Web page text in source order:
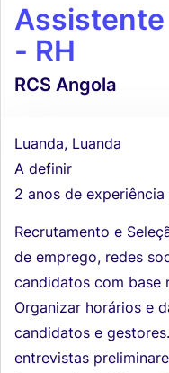
- RH
RCS Angola
Luanda, Luanda
A definir
2 anos de
Recrutamento e
de emprego, redes
candidatos com base
Organizar horários e
candidatos e
entrevistas